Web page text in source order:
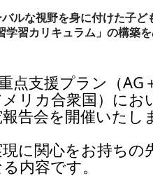
ルな視野を身に付けた子ど
習カリキュラム」の構築
点支援プラン（AG
リカ合衆国）にお
告会を開催いたし
に関心をお持ちの
内容です。